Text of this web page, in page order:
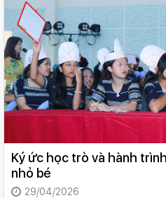
Ký ức học trò và hành
nhỏ bé
29/04/2026